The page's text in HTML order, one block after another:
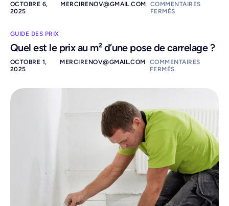
OCTOBRE 6,
2025
MERCIRENOV@GMAIL.COM
COMMENTAIRES
FERMÉS
GUIDE DES PRIX
Quel est le prix au m² d’une pose de carrelage ?
OCTOBRE 1,
2025
MERCIRENOV@GMAIL.COM
COMMENTAIRES
FERMÉS